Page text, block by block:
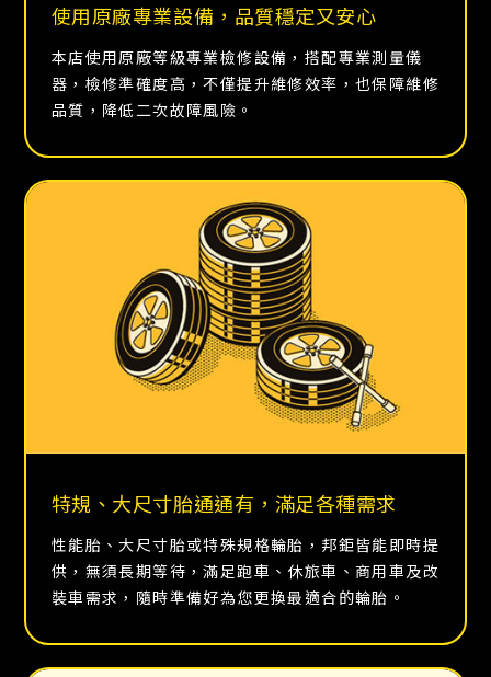
使用原廠專業設備，品質穩定又安心
本店使用原廠等級專業檢修設備，搭配專業測量儀
器，檢修準確度高，不僅提升維修效率，也保障維修
品質，降低二次故障風險。
特規、大尺寸胎通通有，滿足各種需求
性能胎、大尺寸胎或特殊規格輪胎，邦鉅皆能即時提
供，無須長期等待，滿足跑車、休旅車、商用車及改
裝車需求，隨時準備好為您更換最適合的輪胎。